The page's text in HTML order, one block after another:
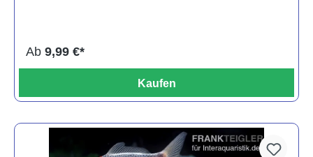
Ab 9,99 €*
Kaufen